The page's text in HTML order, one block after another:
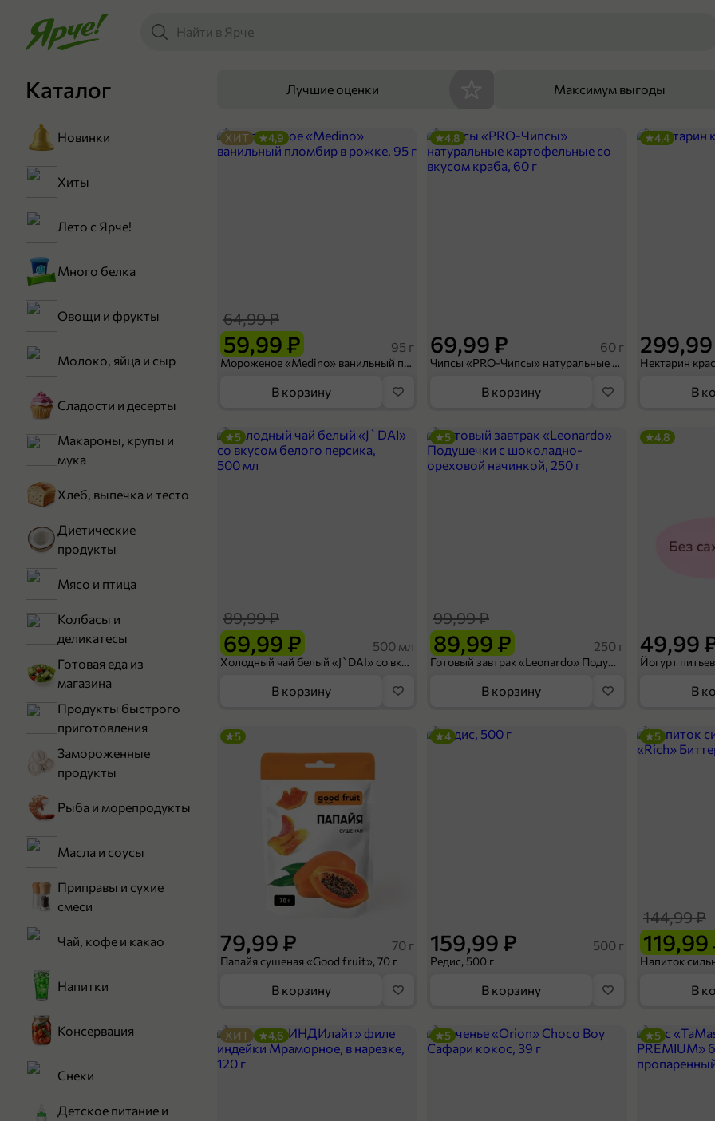
Каталог
Новинки
Хиты
Лето с Ярче!
Много белка
Овощи и фрукты
Молоко, яйца и сыр
Сладости и десерты
Макароны, крупы и
мука
Хлеб, выпечка и тесто
Диетические
продукты
Мясо и птица
Колбасы и
деликатесы
Готовая еда из
магазина
Продукты быстрого
приготовления
Замороженные
продукты
Рыба и морепродукты
Масла и соусы
Приправы и сухие
смеси
Чай, кофе и какао
Напитки
Консервация
Снеки
Детское питание и
Лучшие оценки Максимум выгоды
59,99 ₽
64,99 ₽
95 г
Мороженое «Medino» ванильный пломбир в рожке, 95 г
ХИТ 4,9
В корзину
69,99 ₽ 60 г
Чипсы «PRO-Чипсы» натуральные картофельные со вкусом краба, 60 г
4,8
В корзину
Нектарин
4,4
В
69,99 ₽
89,99 ₽
500 мл
Холодный чай белый «J`DAI» со вкусом белого персика, 500 мл
5
В корзину
89,99 ₽
99,99 ₽
250 г
Готовый завтрак «Leonardo» Подушечки с шоколадно-ореховой начинкой, 250 г
5
В корзину
49,99
4,8
В
79,99 ₽ 70 г
Папайя сушеная «Good fruit», 70 г
5
В корзину
159,99 ₽ 500 г
Редис, 500 г
4
В корзину
119,99
144,99 ₽
5
В
ХИТ 4,6 5 5